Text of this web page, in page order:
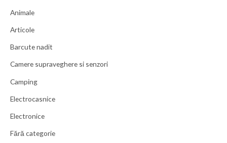
Animale
Articole
Barcute nadit
Camere supraveghere si senzori
Camping
Electrocasnice
Electronice
Fără categorie